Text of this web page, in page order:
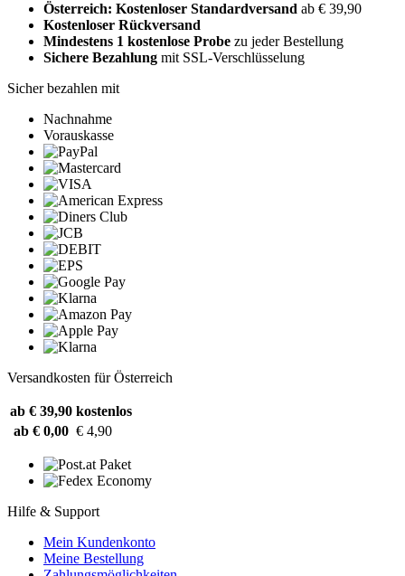
Österreich: Kostenloser Standardversand ab € 39,90
Kostenloser Rückversand
Mindestens 1 kostenlose Probe zu jeder Bestellung
Sichere Bezahlung mit SSL-Verschlüsselung
Sicher bezahlen mit
Nachnahme
Vorauskasse
Versandkosten für Österreich
ab € 39,90 kostenlos
ab € 0,00 € 4,90
Hilfe & Support
Mein Kundenkonto
Meine Bestellung